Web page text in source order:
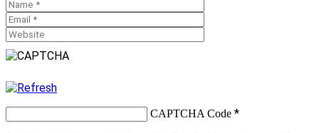
CAPTCHA Code *